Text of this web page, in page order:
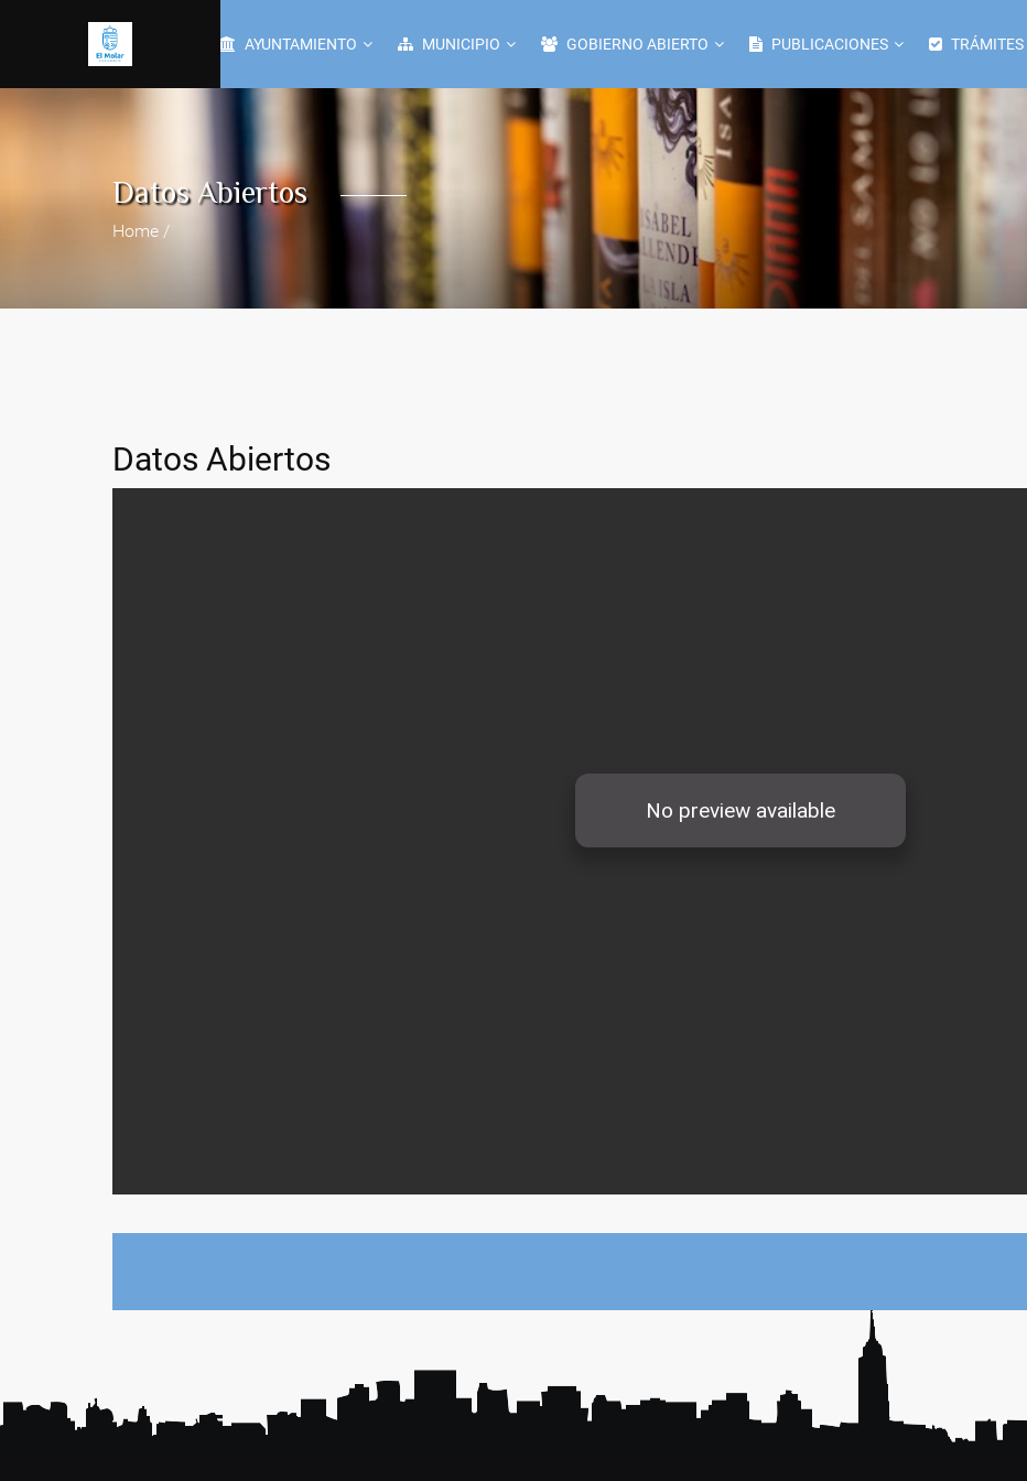
AYUNTAMIENTO MUNICIPIO GOBIERNO ABIERTO PUBLICACIONES TRÁMITES
Datos Abiertos
Home /
Datos Abiertos